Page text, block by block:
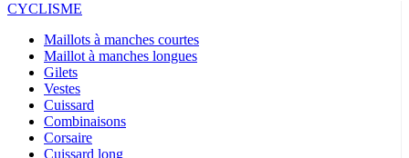
CYCLISME
Maillots à manches courtes
Maillot à manches longues
Gilets
Vestes
Cuissard
Combinaisons
Corsaire
Cuissard long